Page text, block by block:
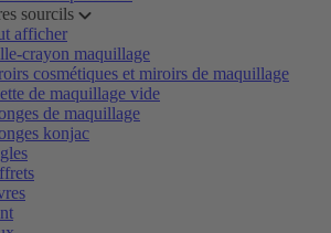
sourcils
afficher
crayon maquillage
cosmétiques et miroirs de maquillage
de maquillage vide
de maquillage
konjac